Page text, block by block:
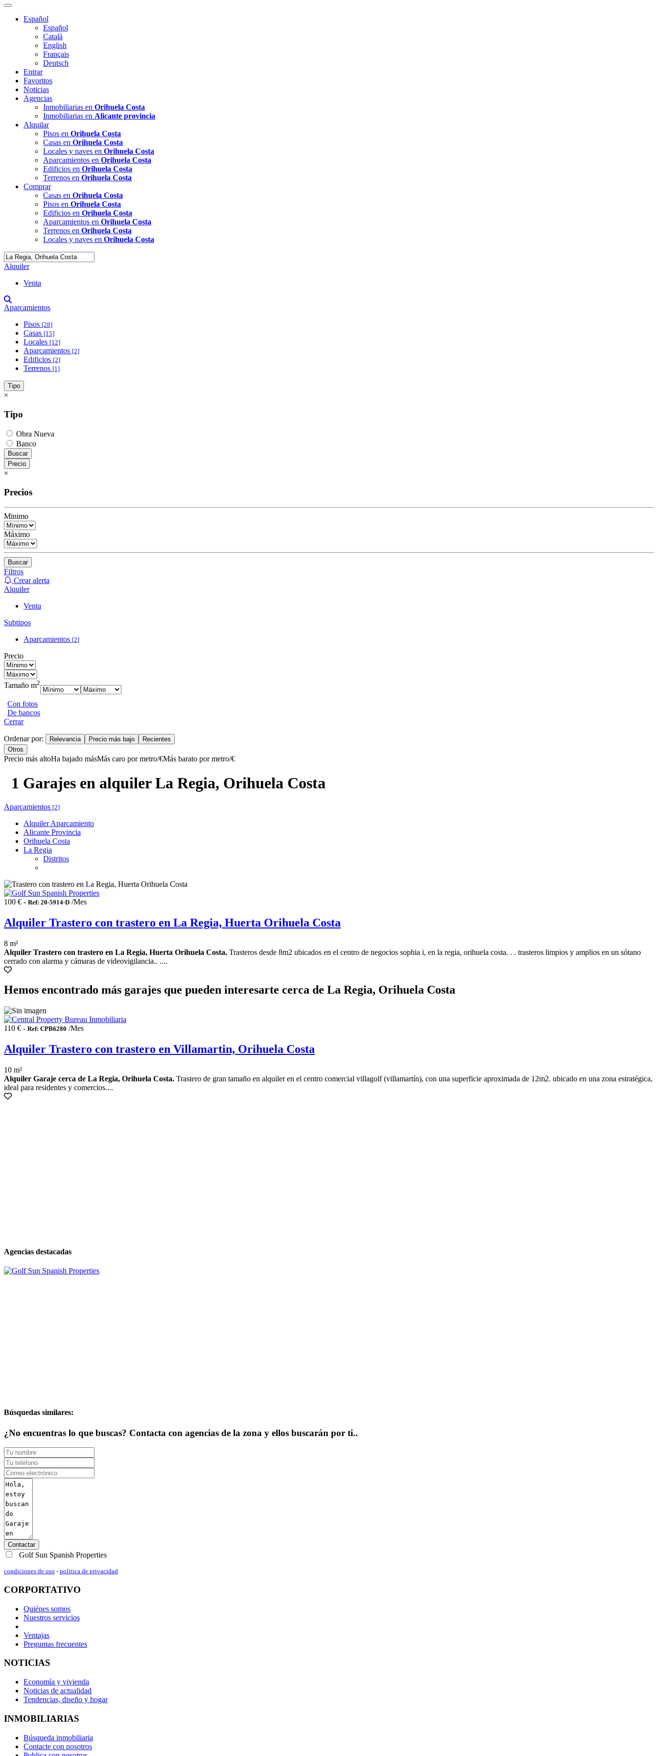
Español
Español
Català
English
Français
Deutsch
Entrar
Favoritos
Noticias
Agencias
Inmobiliarias en Orihuela Costa
Inmobiliarias en Alicante provincia
Alquilar
Pisos en Orihuela Costa
Casas en Orihuela Costa
Locales y naves en Orihuela Costa
Aparcamientos en Orihuela Costa
Edificios en Orihuela Costa
Terrenos en Orihuela Costa
Comprar
Casas en Orihuela Costa
Pisos en Orihuela Costa
Edificios en Orihuela Costa
Aparcamientos en Orihuela Costa
Terrenos en Orihuela Costa
Locales y naves en Orihuela Costa
Alquiler
Venta
Aparcamientos
Pisos [28]
Casas [15]
Locales [12]
Aparcamientos [2]
Edificios [2]
Terrenos [1]
Tipo
×
Tipo
Obra Nueva
Banco
Buscar
Precio
×
Precios
Minimo
Máximo
Buscar
Filtros
Crear alerta
Alquiler
Venta
Subtipos
Aparcamientos [2]
Precio
Tamaño m2
Con fotos
De bancos
Cerrar
Ordenar por: Relevancia Precio más bajo
Recientes
Otros
Precio más altoHa bajado másMás caro por metro/€Más barato por metro/€
1 Garajes en alquiler La Regia, Orihuela Costa
Aparcamientos [2]
Alquiler Aparcamiento
Alicante Provincia
Orihuela Costa
La Regia
Distritos
100 € - Ref: 20-5914-D /Mes
Alquiler Trastero con trastero en La Regia, Huerta Orihuela Costa
8 m²
Alquiler Trastero con trastero en La Regia, Huerta Orihuela Costa. Trasteros desde 8m2 ubicados en el centro de negocios sophia i, en la regia, orihuela costa. . . trasteros limpios y amplios en un sótano
cerrado con alarma y cámaras de videovigilancia.. ....
Hemos encontrado más garajes que pueden interesarte cerca de La Regia, Orihuela Costa
110 € - Ref: CPB6280 /Mes
Alquiler Trastero con trastero en Villamartin, Orihuela Costa
10 m²
Alquiler Garaje cerca de La Regia, Orihuela Costa. Trastero de gran tamaño en alquiler en el centro comercial villagolf (villamartín), con una superficie aproximada de 12m2. ubicado en una zona estratégica,
ideal para residentes y comercios....
Agencias destacadas
Búsquedas similares:
¿No encuentras lo que buscas? Contacta con agencias de la zona y ellos buscarán por ti..
Contactar
Golf Sun Spanish Properties
condiciones de uso - politica de privacidad
CORPORTATIVO
Quiénes somos
Nuestros servicios
Ventajas
Preguntas frecuentes
NOTICIAS
Economía y vivienda
Noticias de actualidad
Tendencias, diseño y hogar
INMOBILIARIAS
Búsqueda inmobiliaria
Contacte con nosotros